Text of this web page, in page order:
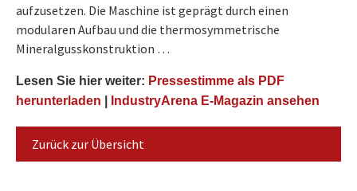
aufzusetzen. Die Maschine ist geprägt durch einen
modularen Aufbau und die thermosymmetrische
Mineralgusskonstruktion …
Lesen Sie hier weiter: Pressestimme als PDF
herunterladen
IndustryArena E-Magazin ansehen
Zurück zur Übersicht